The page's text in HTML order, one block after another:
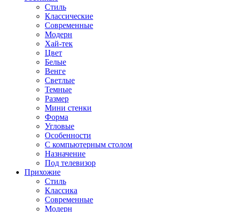
Стиль
Классические
Современные
Модерн
Хай-тек
Цвет
Белые
Венге
Светлые
Темные
Размер
Мини стенки
Форма
Угловые
Особенности
С компьютерным столом
Назначение
Под телевизор
Прихожие
Стиль
Классика
Современные
Модерн